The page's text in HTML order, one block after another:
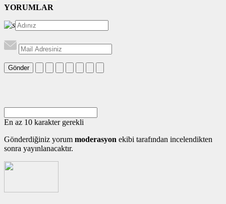
YORUMLAR
Gönder
En az 10 karakter gerekli
Gönderdiğiniz yorum moderasyon ekibi tarafından incelendikten
sonra yayınlanacaktır.